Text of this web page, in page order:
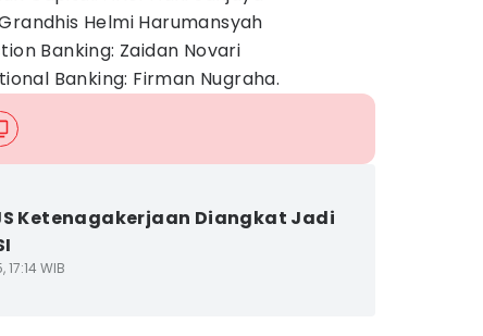
Helmi Harumansyah
Banking: Zaidan Novari
Banking: Firman Nugraha.
Ketenagakerjaan Diangkat Jadi
17:14 WIB